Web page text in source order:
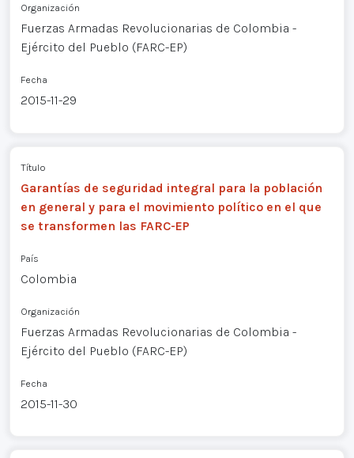
Organización
Fuerzas Armadas Revolucionarias de Colombia -
Ejército del Pueblo (FARC-EP)
Fecha
2015-11-29
Título
Garantías de seguridad integral para la población
en general y para el movimiento político en el que
se transformen las FARC-EP
País
Colombia
Organización
Fuerzas Armadas Revolucionarias de Colombia -
Ejército del Pueblo (FARC-EP)
Fecha
2015-11-30